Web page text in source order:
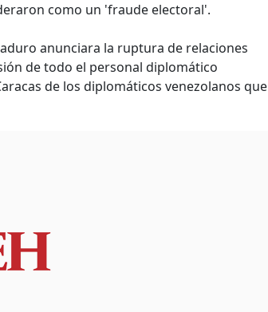
como un 'fraude electoral'.
anunciara la ruptura de relaciones
de todo el personal diplomático
de los diplomáticos venezolanos que